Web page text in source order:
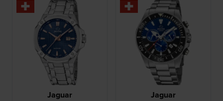
Jaguar Jaguar